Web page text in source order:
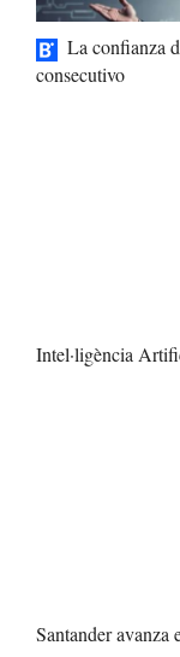
La confianza
consecutivo
Intel·ligència
Santander avanza